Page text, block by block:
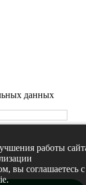
работы
вы соглашаетесь с
данных